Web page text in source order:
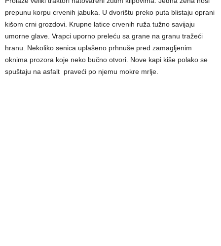
prepunu korpu crvenih jabuka. U dvorištu preko puta blistaju oprani
kišom crni grozdovi. Krupne latice crvenih ruža tužno savijaju
umorne glave. Vrapci uporno preleću sa grane na granu tražeći
hranu. Nekoliko senica uplašeno prhnuše pred zamagljenim
oknima prozora koje neko bučno otvori. Nove kapi kiše polako se
spuštaju na asfalt praveći po njemu mokre mrlje.